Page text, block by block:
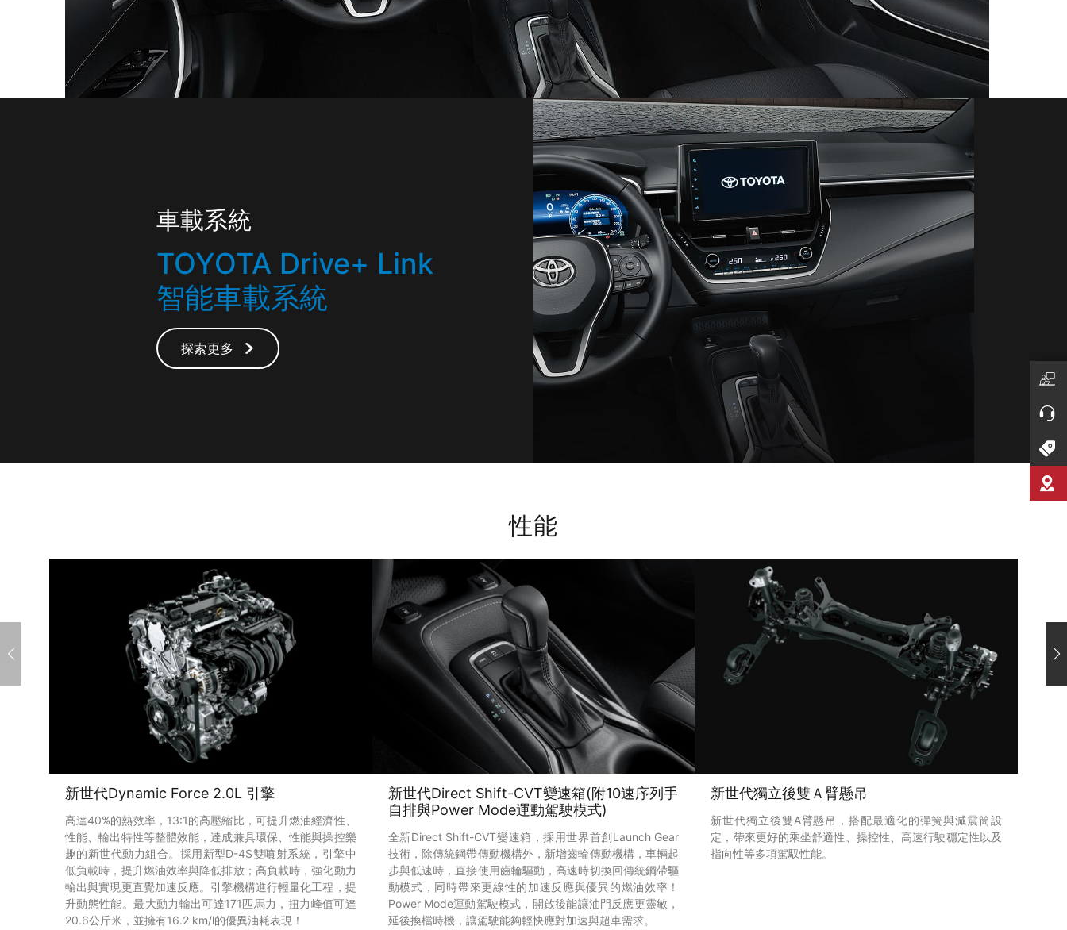
車載系統
TOYOTA Drive+ Link
智能車載系統
探索更多
性能
新世代Dynamic Force 2.0L 引擎
高達40%的熱效率，13:1的高壓縮比，可提升燃油經濟性、
性能、輸出特性等整體效能，達成兼具環保、性能與操控樂
趣的新世代動力組合。採用新型D-4S雙噴射系統，引擎中
低負載時，提升燃油效率與降低排放；高負載時，強化動力
輸出與實現更直覺加速反應。引擎機構進行輕量化工程，提
升動態性能。最大動力輸出可達171匹馬力，扭力峰值可達
20.6公斤米，並擁有16.2 km/l的優異油耗表現！
新世代Direct Shift-CVT變速箱(附10速序列手
自排與Power Mode運動駕駛模式)
全新Direct Shift-CVT變速箱，採用世界首創Launch Gear
技術，除傳統鋼帶傳動機構外，新增齒輪傳動機構，車輛起
步與低速時，直接使用齒輪驅動，高速時切換回傳統鋼帶驅
動模式，同時帶來更線性的加速反應與優異的燃油效率！
Power Mode運動駕駛模式，開啟後能讓油門反應更靈敏，
延後換檔時機，讓駕駛能夠輕快應對加速與超車需求。
新世代獨立後雙Ａ臂懸吊
新世代獨立後雙A臂懸吊，搭配最適化的彈簧與減震筒設
定，帶來更好的乘坐舒適性、操控性、高速行駛穩定性以及
指向性等多項駕馭性能。